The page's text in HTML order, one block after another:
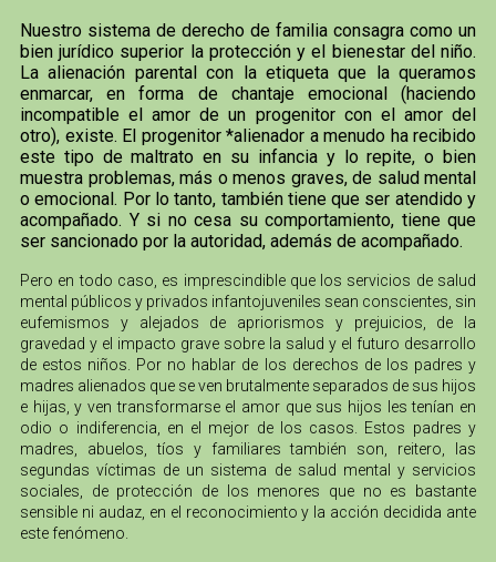
Nuestro sistema de derecho de familia consagra como un
bien jurídico superior la protección y el bienestar del niño.
La alienación parental con la etiqueta que la queramos
enmarcar, en forma de chantaje emocional (haciendo
incompatible el amor de un progenitor con el amor del
otro), existe. El progenitor *alienador a menudo ha recibido
este tipo de maltrato en su infancia y lo repite, o bien
muestra problemas, más o menos graves, de salud mental
o emocional. Por lo tanto, también tiene que ser atendido y
acompañado. Y si no cesa su comportamiento, tiene que
ser sancionado por la autoridad, además de acompañado.
Pero en todo caso, es imprescindible que los servicios de salud
mental públicos y privados infantojuveniles sean conscientes, sin
eufemismos y alejados de apriorismos y prejuicios, de la
gravedad y el impacto grave sobre la salud y el futuro desarrollo
de estos niños. Por no hablar de los derechos de los padres y
madres alienados que se ven brutalmente separados de sus hijos
e hijas, y ven transformarse el amor que sus hijos les tenían en
odio o indiferencia, en el mejor de los casos. Estos padres y
madres, abuelos, tíos y familiares también son, reitero, las
segundas víctimas de un sistema de salud mental y servicios
sociales, de protección de los menores que no es bastante
sensible ni audaz, en el reconocimiento y la acción decidida ante
este fenómeno.